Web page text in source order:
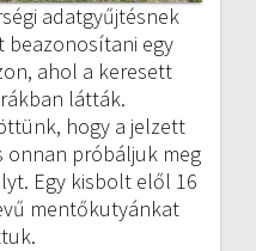
adatgyűjtésnek
beazonosítani egy
ahol a keresett
látták.
hogy a jelzett
próbáljuk meg
Egy kisbolt elől 16
mentőkutyánkat